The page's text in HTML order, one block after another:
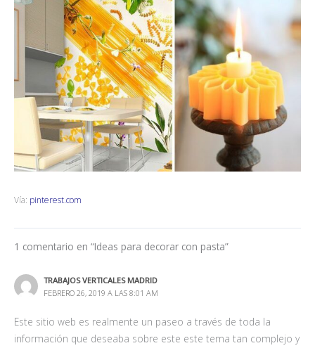
Vía: pinterest.com
1 comentario en “Ideas para decorar con pasta”
TRABAJOS VERTICALES MADRID
FEBRERO 26, 2019 A LAS 8:01 AM
Este sitio web es realmente un paseo a través de toda la
información que deseaba sobre este este tema tan complejo y